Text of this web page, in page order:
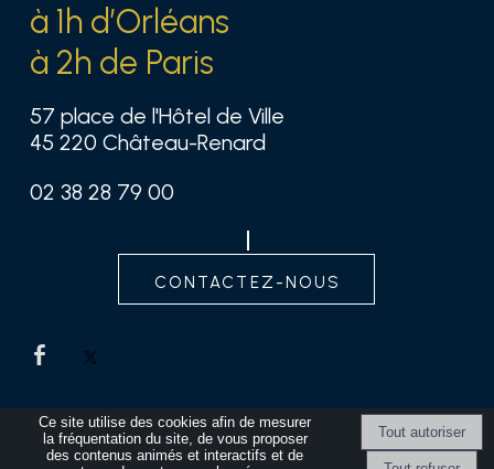
à 1h d’Orléans
à 2h de Paris
57 place de l'Hôtel de Ville
45 220 Château-Renard
02 38 28 79 00
contactez-nous
Ce site utilise des cookies afin de mesurer
la fréquentation du site, de vous proposer
des contenus animés et interactifs et de